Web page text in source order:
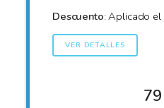
Descuento: Aplicado
VER DETALLES